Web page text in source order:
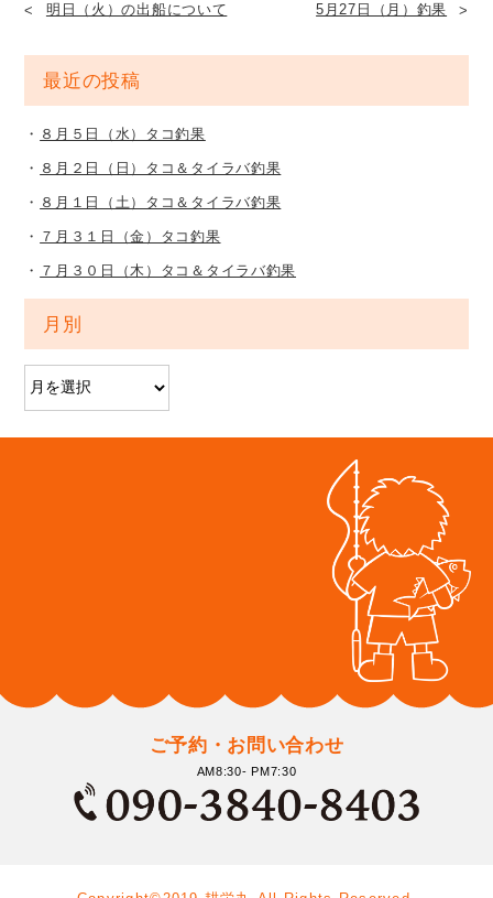
明日（火）の出船について 5月27日（月）釣果
最近の投稿
８月５日（水）タコ釣果
８月２日（日）タコ＆タイラバ釣果
８月１日（土）タコ＆タイラバ釣果
７月３１日（金）タコ釣果
７月３０日（木）タコ＆タイラバ釣果
月別
ご予約・お問い合わせ
AM8:30- PM7:30